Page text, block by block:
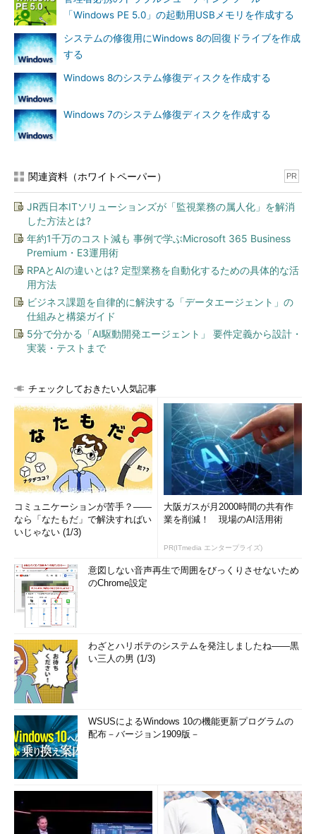
画面3Windows Vista以降のPCを「セーフモードとネット
ワーク」や「セーフモード」で起動すると、「Windows Up
date」コントロールパネルが無効化される
では、Windows UpdateのUIは無効になるようです。ただし、無
効になるのは“コントロールパネルのWindows UpdateのUI”であ
って、Windows Updateの機能そのものが無効になっているわけ
ではありません。
なぜなら、Windows 8の場合は「PC設定」→「Windows
Update」、Windows 8.1の場合は「PC設定」→「保守と管理」
→「Windows Update」のモダンUIを使用して、Windows
Updateによる更新のチェックとインストールが可能だからです
画面4）。
画面4Windows 8.1の「セーフモードとネットワーク」の
場合も「Windows Update」コントロールパネルは無効化さ
れるが、モダンUIの「Windows Update」を使用して更新す
【対処方法 その1】スクリプトでWindows Updateを実行
する
Windows Update Agent APIは公開されている
め、Windows Updateの標準UIを使用しなくても、Windows
Script Host（WSH）のスクリプトやWindows PowerShellスクリ
プトからWindows Updateを実行することができます。以下のサ
イトには、さまざまなサンプルスクリプトが掲載されています。
MSDN Library > Windows Update Agent API > Using the
Windows Update Agent API（英語）
筆者は以前、上記サイトのサンプルの1つ
「Searching,Downloading,and Installing
Updates（WUA_SearchDownloadInstall.vbs）」をコピペして、
ユーザーの対話なしで検索からダウンロード、インストール、必
「Windows PE 5.0」の起動用USBメモリを作成する
システムの修復用にWindows 8の回復ドライブを作成
する
Windows 8のシステム修復ディスクを作成する
Windows 7のシステム修復ディスクを作成する
関連資料（ホワイトペーパー） PR
JR西日本ITソリューションズが「監視業務の属人化」を解消
した方法とは?
年約1千万のコスト減も 事例で学ぶMicrosoft 365 Business
Premium・E3運用術
RPAとAIの違いとは? 定型業務を自動化するための具体的な活
用方法
ビジネス課題を自律的に解決する「データエージェント」の
仕組みと構築ガイド
5分で分かる「AI駆動開発エージェント」 要件定義から設計・
実装・テストまで
チェックしておきたい人気記事
コミュニケーションが苦手？――
なら「なたもだ」で解決すればい
いじゃない (1/3)
大阪ガスが月2000時間の共有作
業を削減！ 現場のAI活用術
PR(ITmedia エンタープライズ)
意図しない音声再生で周囲をびっくりさせないため
のChrome設定
わざとハリボテのシステムを発注しましたね――黒
い三人の男 (1/3)
WSUSによるWindows 10の機能更新プログラムの
配布－バージョン1909版－